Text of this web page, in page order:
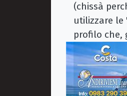
(chissà
utilizzare
profilo che,